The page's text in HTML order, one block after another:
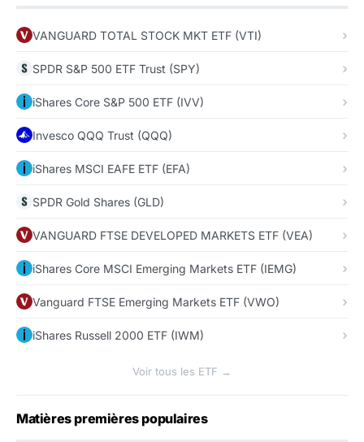
VANGUARD TOTAL STOCK MKT ETF (VTI)
SPDR S&P 500 ETF Trust (SPY)
iShares Core S&P 500 ETF (IVV)
Invesco QQQ Trust (QQQ)
iShares MSCI EAFE ETF (EFA)
SPDR Gold Shares (GLD)
VANGUARD FTSE DEVELOPED MARKETS ETF (VEA)
iShares Core MSCI Emerging Markets ETF (IEMG)
Vanguard FTSE Emerging Markets ETF (VWO)
iShares Russell 2000 ETF (IWM)
Voir tous les ETF →
Matières premières populaires